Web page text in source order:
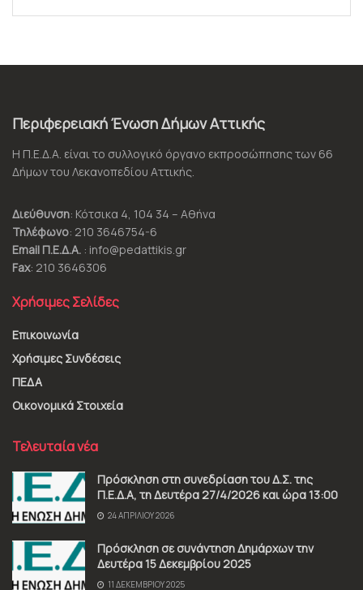
Περιφερειακή Ένωση Δήμων Αττικής
Η Π.Ε.Δ.Α. είναι το συλλογικό όργανο εκπροσώπησης των 66
Δήμων του Λεκανοπεδίου Αττικής.
Διεύθυνση: Κότσικα 4, 104 34 – Αθήνα
Τηλέφωνο: 210 3646754-6
Email Π.Ε.Δ.Α. : info@pedattikis.gr
Fax: 210 3646306
Χρήσιμες Σελίδες
Επικοινωνία
Χρήσιμες Συνδέσεις
ΠΕΔΑ
Οικονομικά Στοιχεία
Τελευταία νέα
Πρόσκληση στη συνεδρίαση του Δ.Σ. της
Π.Ε.Δ.Α, τη Δευτέρα 27/4/2026 και ώρα 13:00
24 ΑΠΡΙΛΊΟΥ 2026
Πρόσκληση σε συνάντηση Δημάρχων την
Δευτέρα 15 Δεκεμβρίου 2025
11 ΔΕΚΕΜΒΡΊΟΥ 2025